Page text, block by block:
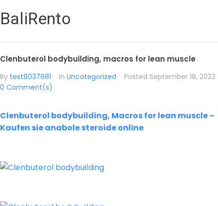
BaliRento
Clenbuterol bodybuilding, macros for lean muscle
By test8037681 In Uncategorized Posted September 18, 2023
0 Comment(s)
Clenbuterol bodybuilding, Macros for lean muscle –
Kaufen sie anabole steroide online